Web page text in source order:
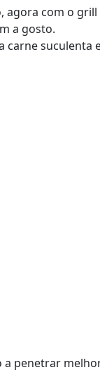
com o
a gosto.
suculenta
penetrar